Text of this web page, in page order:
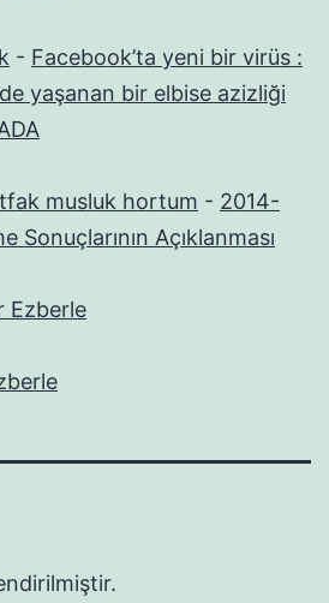
- Facebook’ta yeni bir virüs :
yaşanan bir elbise azizliği
musluk hortum - 2014-
Sonuçlarının Açıklanması
Ezberle